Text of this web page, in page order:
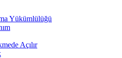
Yükümlülüğü
Açılır